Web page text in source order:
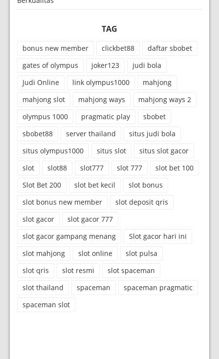
TAG
bonus new member clickbet88
daftar sbobet
gates of olympus
joker123
judi bola
Judi Online
link olympus1000
mahjong
mahjong slot
mahjong ways
mahjong ways 2
olympus 1000
pragmatic play
sbobet
sbobet88
server thailand
situs judi bola
situs olympus1000
situs slot
situs slot gacor
slot
slot88 slot777 slot 777
slot bet 100
Slot Bet 200
slot bet kecil
slot bonus
slot bonus new member
slot deposit qris
slot gacor
slot gacor 777
slot gacor gampang menang
Slot gacor hari ini
slot mahjong
slot online
slot pulsa
slot qris
slot resmi
slot spaceman
slot thailand
spaceman
spaceman pragmatic
spaceman slot